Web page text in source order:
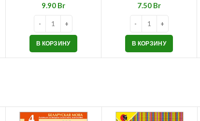
Br
В КОРЗИНУ
Br
В КОРЗИНУ